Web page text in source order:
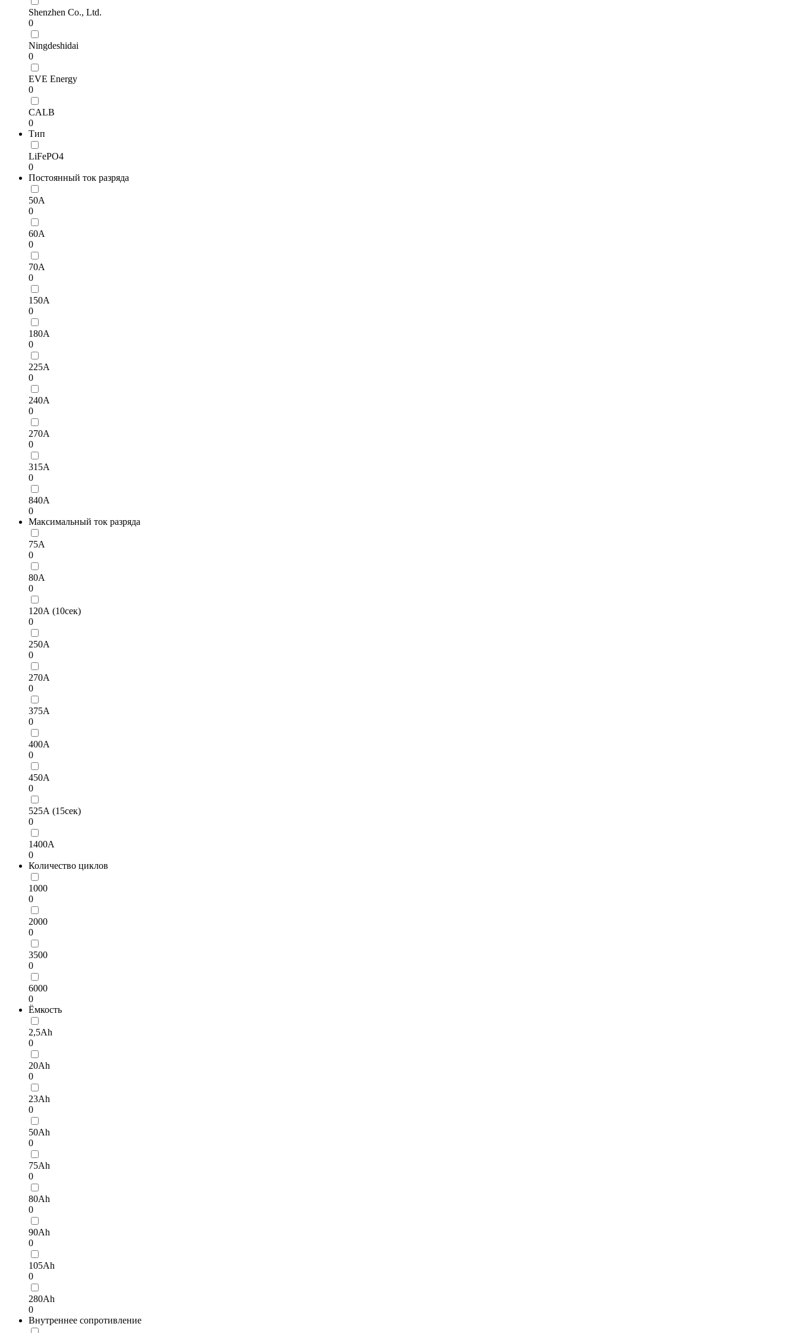
Shenzhen Co., Ltd.
0
Ningdeshidai
0
EVE Energy
0
CALB
0
Тип
LiFePO4
0
Постоянный ток разряда
50А
0
60А
0
70А
0
150А
0
180А
0
225А
0
240А
0
270A
0
315А
0
840A
0
Максимальный ток разряда
75А
0
80А
0
120А (10сек)
0
250А
0
270А
0
375А
0
400А
0
450А
0
525А (15сек)
0
1400А
0
Количество циклов
1000
0
2000
0
3500
0
6000
0
Ёмкость
2,5Ah
0
20Ah
0
23Ah
0
50Ah
0
75Ah
0
80Ah
0
90Ah
0
105Ah
0
280Ah
0
Внутреннее сопротивление